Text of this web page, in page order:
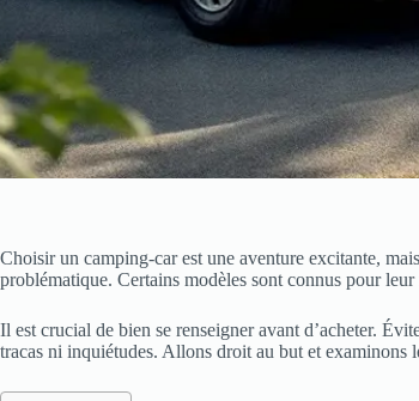
Choisir un camping-car est une aventure excitante,
problématique. Certains modèles sont connus pour
Il est crucial de bien se renseigner avant d’acheter.
tracas ni inquiétudes. Allons droit au but et examinons